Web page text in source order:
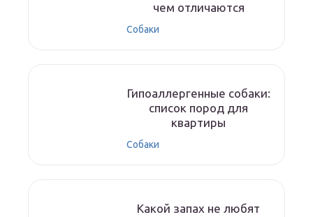
чем отличаются
Собаки
Гипоаллергенные собаки:
список пород для
квартиры
Собаки
Какой запах не любят